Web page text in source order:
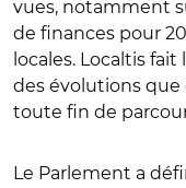
vues, notamment
de finances pour
locales. Localtis
des évolutions
toute fin de
Le Parlement a